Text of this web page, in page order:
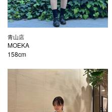
青山店
MOEKA
158cm